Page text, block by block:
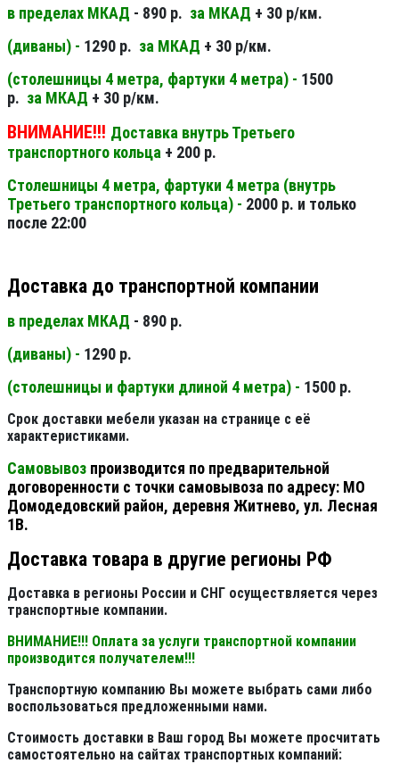
в пределах МКАД - 890 р. за МКАД + 30 р/км.
(диваны) - 1290 р. за МКАД + 30 р/км.
(столешницы 4 метра, фартуки 4 метра) - 1500
р. за МКАД + 30 р/км.
ВНИМАНИЕ!!! Доставка внутрь Третьего
транспортного кольца + 200 р.
Столешницы 4 метра, фартуки 4 метра (внутрь
Третьего транспортного кольца) - 2000 р. и только
после 22:00
Доставка до транспортной компании
в пределах МКАД - 890 р.
(диваны) - 1290 р.
(столешницы и фартуки длиной 4 метра) - 1500 р.
Срок доставки мебели указан на странице с её
характеристиками.
Самовывоз производится по предварительной
договоренности с точки самовывоза по адресу: МО
Домодедовский район, деревня Житнево, ул. Лесная
1В.
Доставка товара в другие регионы РФ
Доставка в регионы России и СНГ осуществляется через
транспортные компании.
ВНИМАНИЕ!!! Оплата за услуги транспортной компании
производится получателем!!!
Транспортную компанию Вы можете выбрать сами либо
воспользоваться предложенными нами.
Стоимость доставки в Ваш город Вы можете просчитать
самостоятельно на сайтах транспортных компаний: